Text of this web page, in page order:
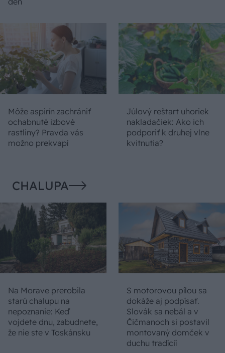
Môže aspirín zachrániť
ochabnuté izbové
rastliny? Pravda vás
možno prekvapí
Júlový reštart uhoriek
nakladačiek: Ako ich
podporiť k druhej vlne
kvitnutia?
CHALUPA
Na Morave prerobila
starú chalupu na
nepoznanie: Keď
vojdete dnu, zabudnete,
že nie ste v Toskánsku
S motorovou pílou sa
dokáže aj podpísať.
Slovák sa nebál a v
Čičmanoch si postavil
montovaný domček v
duchu tradícií